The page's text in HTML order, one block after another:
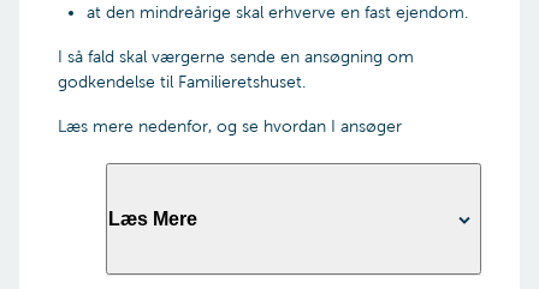
at den mindreårige skal erhverve en fast ejendom.
I så fald skal værgerne sende en ansøgning om
godkendelse til Familieretshuset.
Læs mere nedenfor, og se hvordan I ansøger
Læs Mere